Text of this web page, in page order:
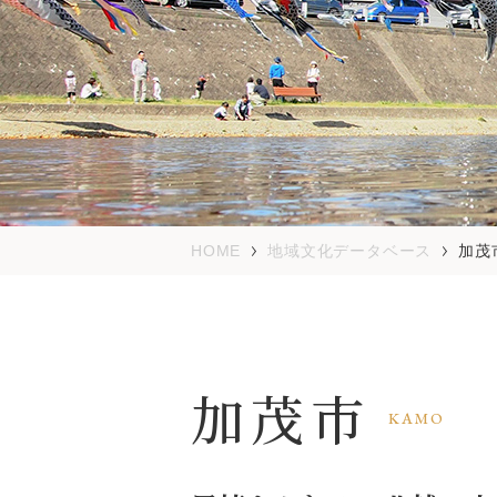
HOME 地域文化データベース 加茂
加茂市 KAMO